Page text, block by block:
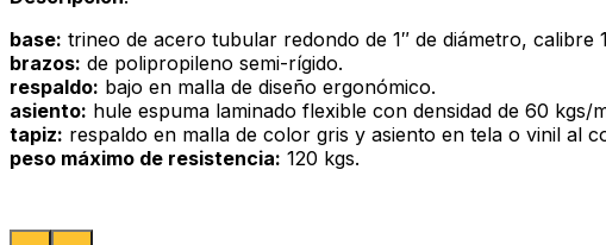
base: trineo de acero tubular redondo de 1″ de diámetro, calibre
brazos: de polipropileno semi-rígido.
respaldo: bajo en malla de diseño ergonómico.
asiento: hule espuma laminado flexible con densidad de 60 kgs/
tapiz: respaldo en malla de color gris y asiento en tela o vinil al
peso máximo de resistencia: 120 kgs.